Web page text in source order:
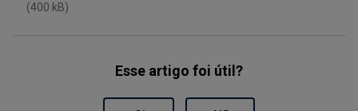
(400 kB)
Esse artigo foi útil?